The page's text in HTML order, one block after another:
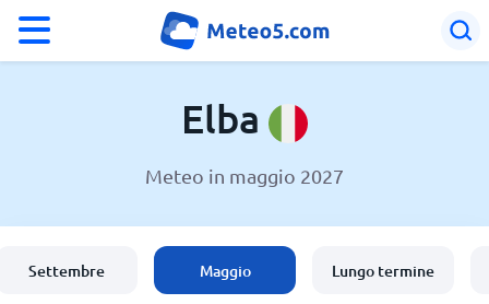
Elba
Meteo in maggio 2027
Settembre Maggio Lungo termine